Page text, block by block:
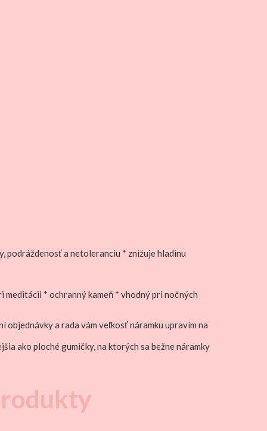
podráždenosť a netoleranciu * znižuje hladinu
meditácii * ochranný kameň * vhodný pri nočných
objednávky a rada vám veľkosť náramku upravím na
ako ploché gumičky, na ktorých sa bežne náramky